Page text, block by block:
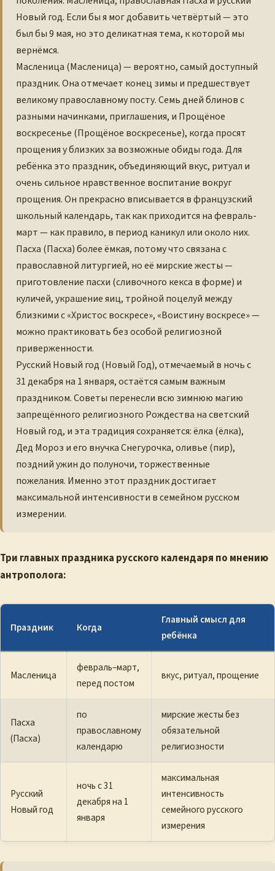
Новый год. Если бы я мог добавить четвёртый — это
был бы 9 мая, но это деликатная тема, к которой мы
вернёмся.
Масленица (Масленица) — вероятно, самый доступный
праздник. Она отмечает конец зимы и предшествует
великому православному посту. Семь дней блинов с
разными начинками, приглашения, и Прощёное
воскресенье (Прощёное воскресенье), когда просят
прощения у близких за возможные обиды года. Для
ребёнка это праздник, объединяющий вкус, ритуал и
очень сильное нравственное воспитание вокруг
прощения. Он прекрасно вписывается в французский
школьный календарь, так как приходится на февраль-
март — как правило, в период каникул или около них.
Пасха (Пасха) более ёмкая, потому что связана с
православной литургией, но её мирские жесты —
приготовление пасхи (сливочного кекса в форме) и
куличей, украшение яиц, тройной поцелуй между
близкими с «Христос воскресе», «Воистину воскресе» —
можно практиковать без особой религиозной
приверженности.
Русский Новый год (Новый Год), отмечаемый в ночь с
31 декабря на 1 января, остаётся самым важным
праздником. Советы перенесли всю зимнюю магию
запрещённого религиозного Рождества на светский
Новый год, и эта традиция сохраняется: ёлка (ёлка),
Дед Мороз и его внучка Снегурочка, оливье (пир),
поздний ужин до полуночи, торжественные
пожелания. Именно этот праздник достигает
максимальной интенсивности в семейном русском
измерении.
Три главных праздника русского календаря по мнению
антрополога:
Праздник Когда
Главный смысл для
ребёнка
Масленица
февраль–март,
перед постом
вкус, ритуал, прощение
Пасха
(Пасха)
по
православному
календарю
мирские жесты без
обязательной
религиозности
Русский
Новый год
ночь с 31
декабря на 1
января
максимальная
интенсивность
семейного русского
измерения